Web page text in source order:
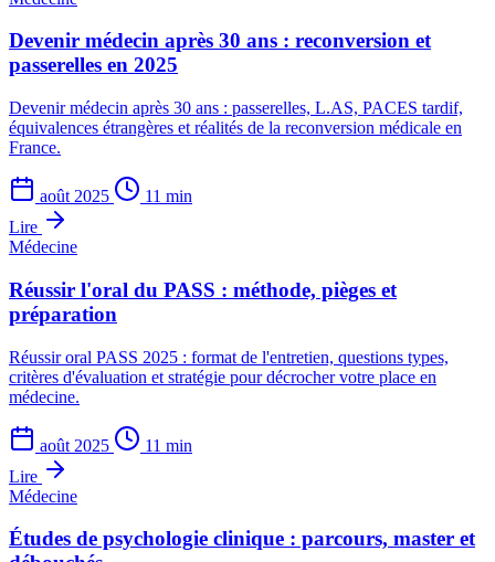
Devenir médecin après 30 ans : reconversion et
passerelles en 2025
Devenir médecin après 30 ans : passerelles, L.AS, PACES tardif,
équivalences étrangères et réalités de la reconversion médicale en
France.
août 2025
11 min
Lire
Médecine
Réussir l'oral du PASS : méthode, pièges et
préparation
Réussir oral PASS 2025 : format de l'entretien, questions types,
critères d'évaluation et stratégie pour décrocher votre place en
médecine.
août 2025
11 min
Lire
Médecine
Études de psychologie clinique : parcours, master et